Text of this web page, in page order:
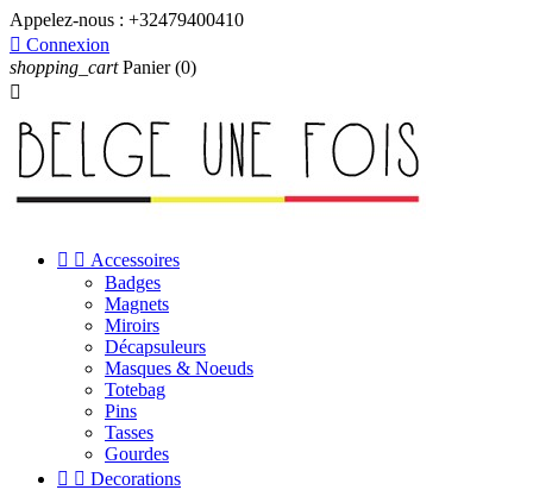
Appelez-nous : +32479400410
 Connexion
shopping_cart Panier (0)

  Accessoires
Badges
Magnets
Miroirs
Décapsuleurs
Masques & Noeuds
Totebag
Pins
Tasses
Gourdes
  Decorations